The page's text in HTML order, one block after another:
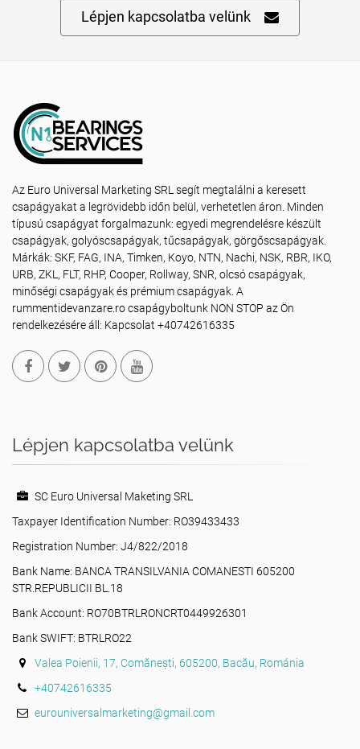
Lépjen kapcsolatba velünk
Az Euro Universal Marketing SRL segít megtalálni a keresett
csapágyakat a legrövidebb időn belül, verhetetlen áron. Minden
típusú csapágyat forgalmazunk: egyedi megrendelésre készült
csapágyak, golyóscsapágyak, tűcsapágyak, görgőscsapágyak.
Márkák: SKF, FAG, INA, Timken, Koyo, NTN, Nachi, NSK, RBR, IKO,
URB, ZKL, FLT, RHP, Cooper, Rollway, SNR, olcsó csapágyak,
minőségi csapágyak és prémium csapágyak. A
rummentidevanzare.ro csapágyboltunk NON STOP az Ön
rendelkezésére áll: Kapcsolat +40742616335
Lépjen kapcsolatba velünk
SC Euro Universal Maketing SRL
Taxpayer Identification Number: RO39433433
Registration Number: J4/822/2018
Bank Name: BANCA TRANSILVANIA COMANESTI 605200
STR.REPUBLICII BL.18
Bank Account: RO70BTRLRONCRT0449926301
Bank SWIFT: BTRLRO22
Valea Poienii, 17, Comănești, 605200, Bacău, Románia
+40742616335
eurouniversalmarketing@gmail.com